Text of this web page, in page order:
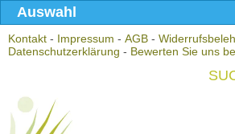
Kontakt - Impressum - AGB -
Datenschutzerklärung - Bewerten Sie uns
Auswahl